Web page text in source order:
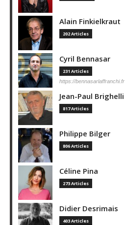
Alain Finkielkraut
202 Articles
Cyril Bennasar
231 Articles
https://bennasarlaffranchi.fr
Jean-Paul Brighelli
817 Articles
Philippe Bilger
806 Articles
Céline Pina
273 Articles
Didier Desrimais
403 Articles